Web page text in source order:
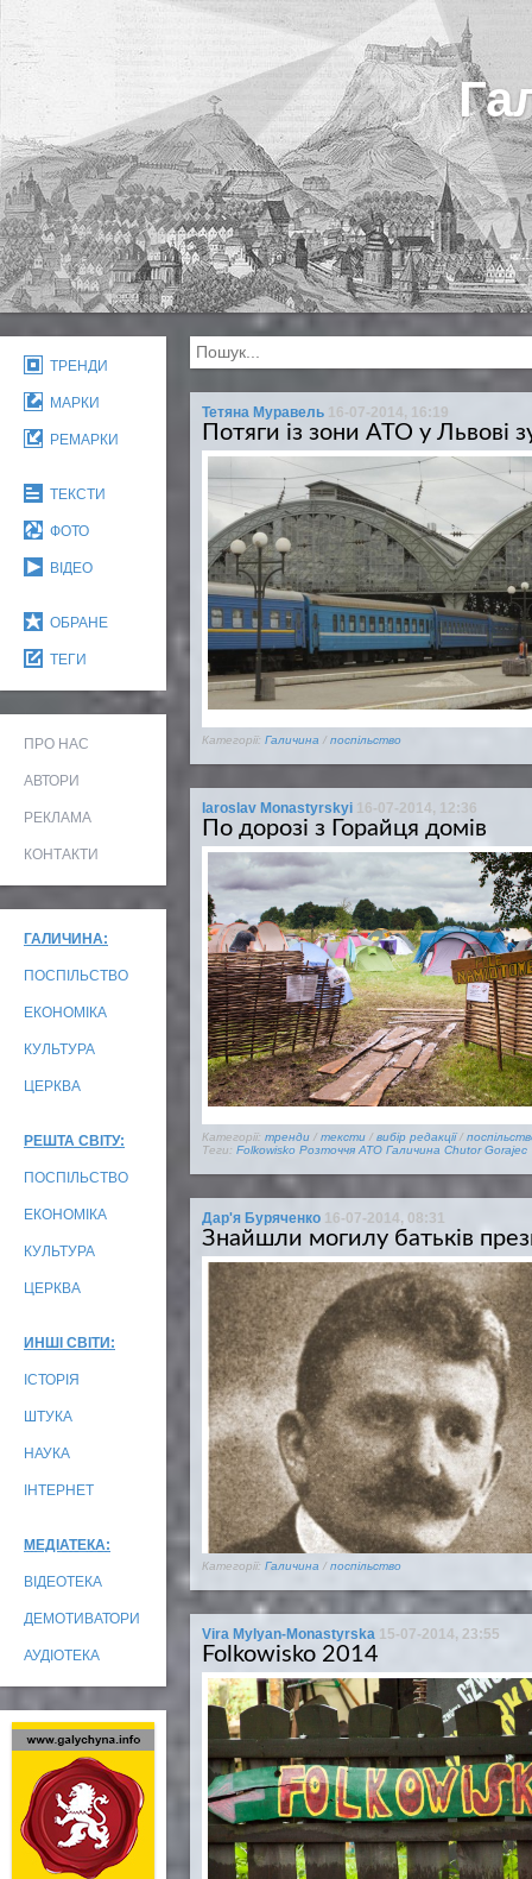
ТРЕНДИ
МАРКИ
РЕМАРКИ
ТЕКСТИ
ФОТО
ВІДЕО
ОБРАНЕ
ТЕГИ
ПРО НАС
АВТОРИ
РЕКЛАМА
КОНТАКТИ
ГАЛИЧИНА:
ПОСПІЛЬСТВО
ЕКОНОМІКА
КУЛЬТУРА
ЦЕРКВА
РЕШТА СВІТУ:
ПОСПІЛЬСТВО
ЕКОНОМІКА
КУЛЬТУРА
ЦЕРКВА
ИНШІ СВІТИ:
ІСТОРІЯ
ШТУКА
НАУКА
ІНТЕРНЕТ
МЕДІАТЕКА:
ВІДЕОТЕКА
ДЕМОТИВАТОРИ
АУДІОТЕКА
Тетяна Муравель 16-07-2014, 16:19
Потяги із зони АТО у Львові
Категорії: Галичина / поспільство
Iaroslav Monastyrskyi 16-07-2014, 12:36
По дорозі з Горайця домів
Категорії: тренди / тексти / вибір редакції/
Теги: Folkowisko Розточчя АТО Галичина Chutor Gorajec
Дар'я Буряченко 16-07-2014, 08:31
Знайшли могилу батьків
Категорії: Галичина /поспільство
Vira Mylyan-Monastyrska 15-07-2014, 23:55
Folkowisko 2014